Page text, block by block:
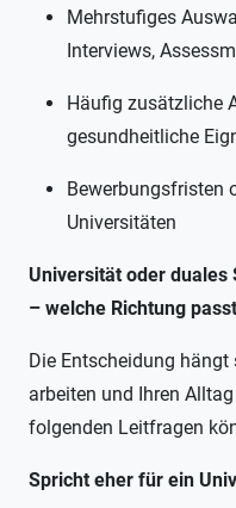
Mehrstufiges
Interviews,
Häufig zusätzliche
gesundheitliche
Bewerbungsfristen
Universitäten
Universität oder
– welche Richtung
Die Entscheidung hängt
arbeiten und Ihren
folgenden Leitfragen
Spricht eher für ein